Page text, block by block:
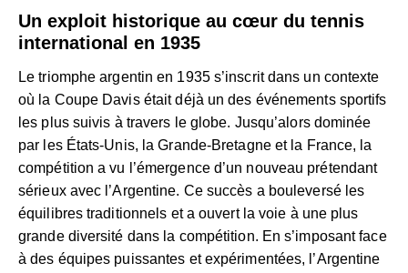
Un exploit historique au cœur du tennis
international en 1935
Le triomphe argentin en 1935 s’inscrit dans un contexte
où la Coupe Davis était déjà un des événements sportifs
les plus suivis à travers le globe. Jusqu’alors dominée
par les États-Unis, la Grande-Bretagne et la France, la
compétition a vu l’émergence d’un nouveau prétendant
sérieux avec l’Argentine. Ce succès a bouleversé les
équilibres traditionnels et a ouvert la voie à une plus
grande diversité dans la compétition. En s’imposant face
à des équipes puissantes et expérimentées, l’Argentine